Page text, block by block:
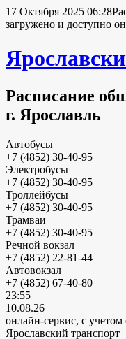
17 Октября 2025 06:28
загружено и доступно
Расписание
г. Ярославль
Автобусы
+7 (4852) 30-40-95
Электробусы
+7 (4852) 30-40-95
Троллейбусы
+7 (4852) 30-40-95
Трамваи
+7 (4852) 30-40-95
Речной вокзал
+7 (4852) 22-81-44
Автовокзал
+7 (4852) 67-40-80
23:55
10.08.26
онлайн-сервис, с
Ярославский транспорт